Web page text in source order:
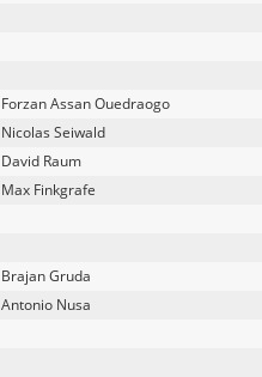
Forzan Assan Ouedraogo
Nicolas Seiwald
David Raum
Max Finkgrafe
Brajan Gruda
Antonio Nusa